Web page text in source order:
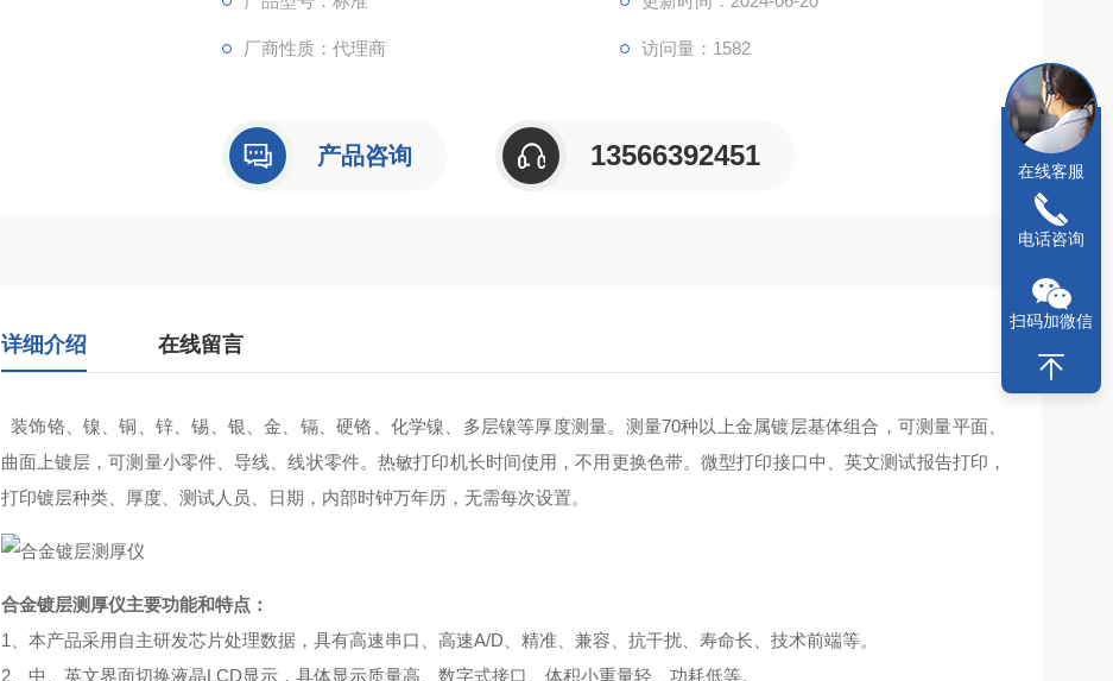
厂商性质：代理商 访问量：1582
产品咨询 13566392451
详细介绍 在线留言
装饰铬、镍、铜、锌、锡、银、金、镉、硬铬、化学镍、多层镍等厚度测量。测量70种以上金属镀层基体组合，可测量平面、
曲面上镀层，可测量小零件、导线、线状零件。热敏打印机长时间使用，不用更换色带。微型打印接口中、英文测试报告打印，
打印镀层种类、厚度、测试人员、日期，内部时钟万年历，无需每次设置。
合金镀层测厚仪主要功能和特点：
1、本产品采用自主研发芯片处理数据，具有高速串口、高速A/D、精准、兼容、抗干扰、寿命长、技术前端等。
2、中、英文界面切换液晶LCD显示，具体显示质量高、数字式接口、体积小重量轻、功耗低等。
在线客服
电话咨询
扫码加微信